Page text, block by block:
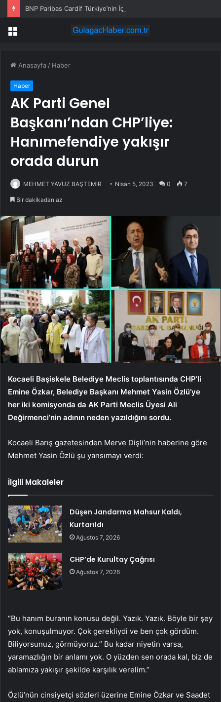
Menü
Anasayfa / Haber
Haber
AK Parti Genel
Başkanı’ndan CHP’liye:
Hanımefendiye yakışır
orada durun
MEHMET YAVUZ BAŞTEMİR Nisan 5, 2023 0 7
Bir dakikadan az
Kocaeli Başiskele Belediye Meclis toplantısında CHP’li
Emine Özkar, Belediye Başkanı Mehmet Yasin Özlü’ye
her iki komisyonda da AK Parti Meclis Üyesi Ali
Değirmenci’nin adının neden yazıldığını sordu.
Kocaeli Barış gazetesinden Merve Dişli’nin haberine göre
Mehmet Yasin Özlü şu yansımayı verdi:
İlgili Makaleler
Düşen Jandarma Mahsur Kaldı,
Kurtarıldı
Ağustos 7, 2026
CHP’de Kurultay Çağrısı
Ağustos 7, 2026
“Bu hanım buranın konusu değil. Yazık. Yazık. Böyle bir şey
yok, konuşulmuyor. Çok gerekliydi ve ben çok gördüm.
Biliyorsunuz, görmüyoruz.” Bu kadar niyetin varsa,
yaramazlığın bir anlamı yok. O yüzden sen orada kal, biz de
ablamıza yakışır şekilde karşılık verelim.”
Özlü’nün cinsiyetçi sözleri üzerine Emine Özkar ve Saadet